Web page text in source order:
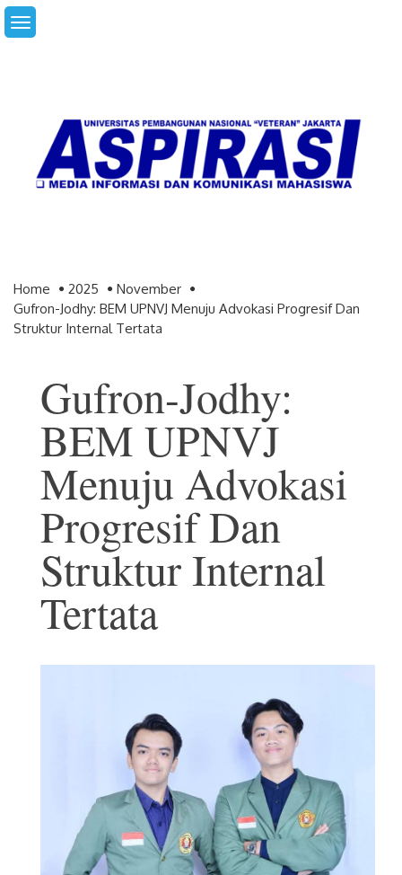
Skip
to
Home 2025
November
Gufron-Jodhy: BEM UPNVJ Menuju Advokasi Progresif Dan
Struktur Internal Tertata
Gufron-Jodhy:
BEM UPNVJ
Menuju Advokasi
Progresif Dan
Struktur Internal
Tertata